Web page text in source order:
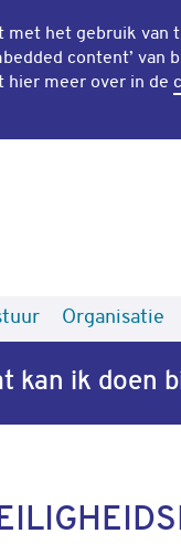
met het gebruik van
content’ van
hier meer over in de
Organisatie
kan ik doen